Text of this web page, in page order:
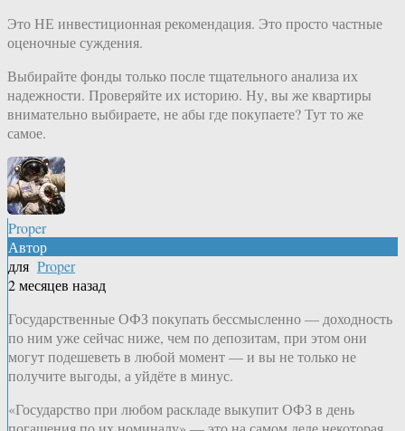
Это НЕ инвестиционная рекомендация. Это просто частные
оценочные суждения.
Выбирайте фонды только после тщательного анализа их
надежности. Проверяйте их историю. Ну, вы же квартиры
внимательно выбираете, не абы где покупаете? Тут то же
самое.
Proper
Автор
для Proper
2 месяцев назад
Государственные ОФЗ покупать бессмысленно — доходность
по ним уже сейчас ниже, чем по депозитам, при этом они
могут подешеветь в любой момент — и вы не только не
получите выгоды, а уйдёте в минус.
«Государство при любом раскладе выкупит ОФЗ в день